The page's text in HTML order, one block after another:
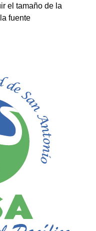
el tamaño de la
fuente